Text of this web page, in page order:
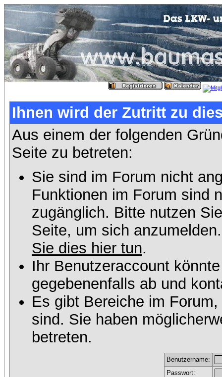
Ihnen wird der Zutritt zu
Aus einem der folgenden
Seite zu betreten:
Sie sind im Forum nicht
Funktionen im Forum sind
zugänglich. Bitte nutzen
Seite, um sich
Sie dies hier tun.
Ihr Benutzeraccount
gegebenenfalls ab und
Es gibt Bereiche im
sind. Sie haben
betreten.
Benutzername:
Passwort: